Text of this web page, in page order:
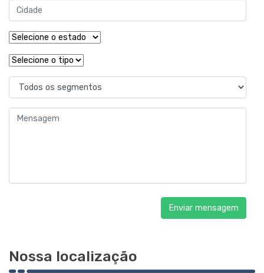
Enviar mensagem
Nossa localização